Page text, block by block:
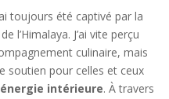
toujours été captivé par la
l’Himalaya. J’ai vite perçu
culinaire, mais
soutien pour celles et ceux
intérieure. À travers